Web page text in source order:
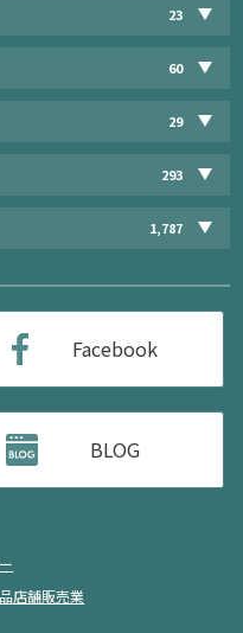
23
60
29
293
1,787
Facebook
BLOG
店舗販売業